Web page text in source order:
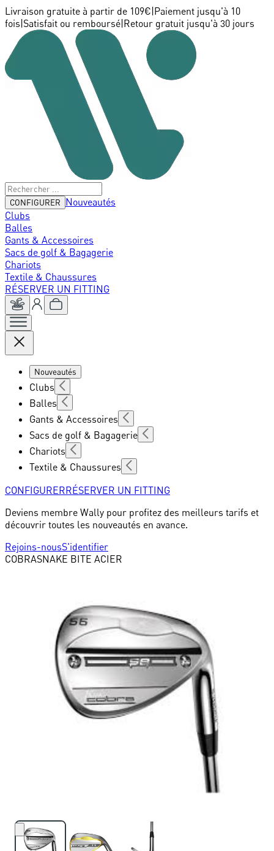
Livraison gratuite à partir de 109€ Paiement jusqu'à 10
fois Satisfait ou remboursé Retour gratuit jusqu'à 30 jours
CONFIGURER
Nouveautés
Clubs
Balles
Gants & Accessoires
Sacs de golf & Bagagerie
Chariots
Textile & Chaussures
RÉSERVER UN FITTING
Nouveautés
Clubs
Balles
Gants & Accessoires
Sacs de golf & Bagagerie
Chariots
Textile & Chaussures
CONFIGURERRÉSERVER UN FITTING
Deviens membre Wally pour profitez des meilleurs tarifs et
découvrir toutes les nouveautés en avance.
Rejoins-nousS'identifier
COBRASNAKE BITE ACIER